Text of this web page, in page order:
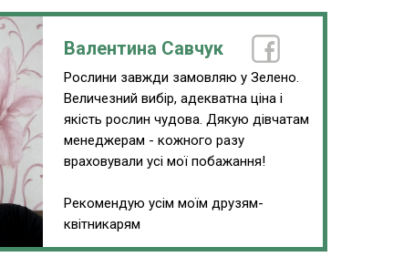
Валентина Савчук
Рослини завжди замовляю у Зелено.
Величезний вибір, адекватна ціна і
якість рослин чудова. Дякую дівчатам
менеджерам - кожного разу
враховували усі мої побажання!
Рекомендую усім моїм друзям-
квітникарям